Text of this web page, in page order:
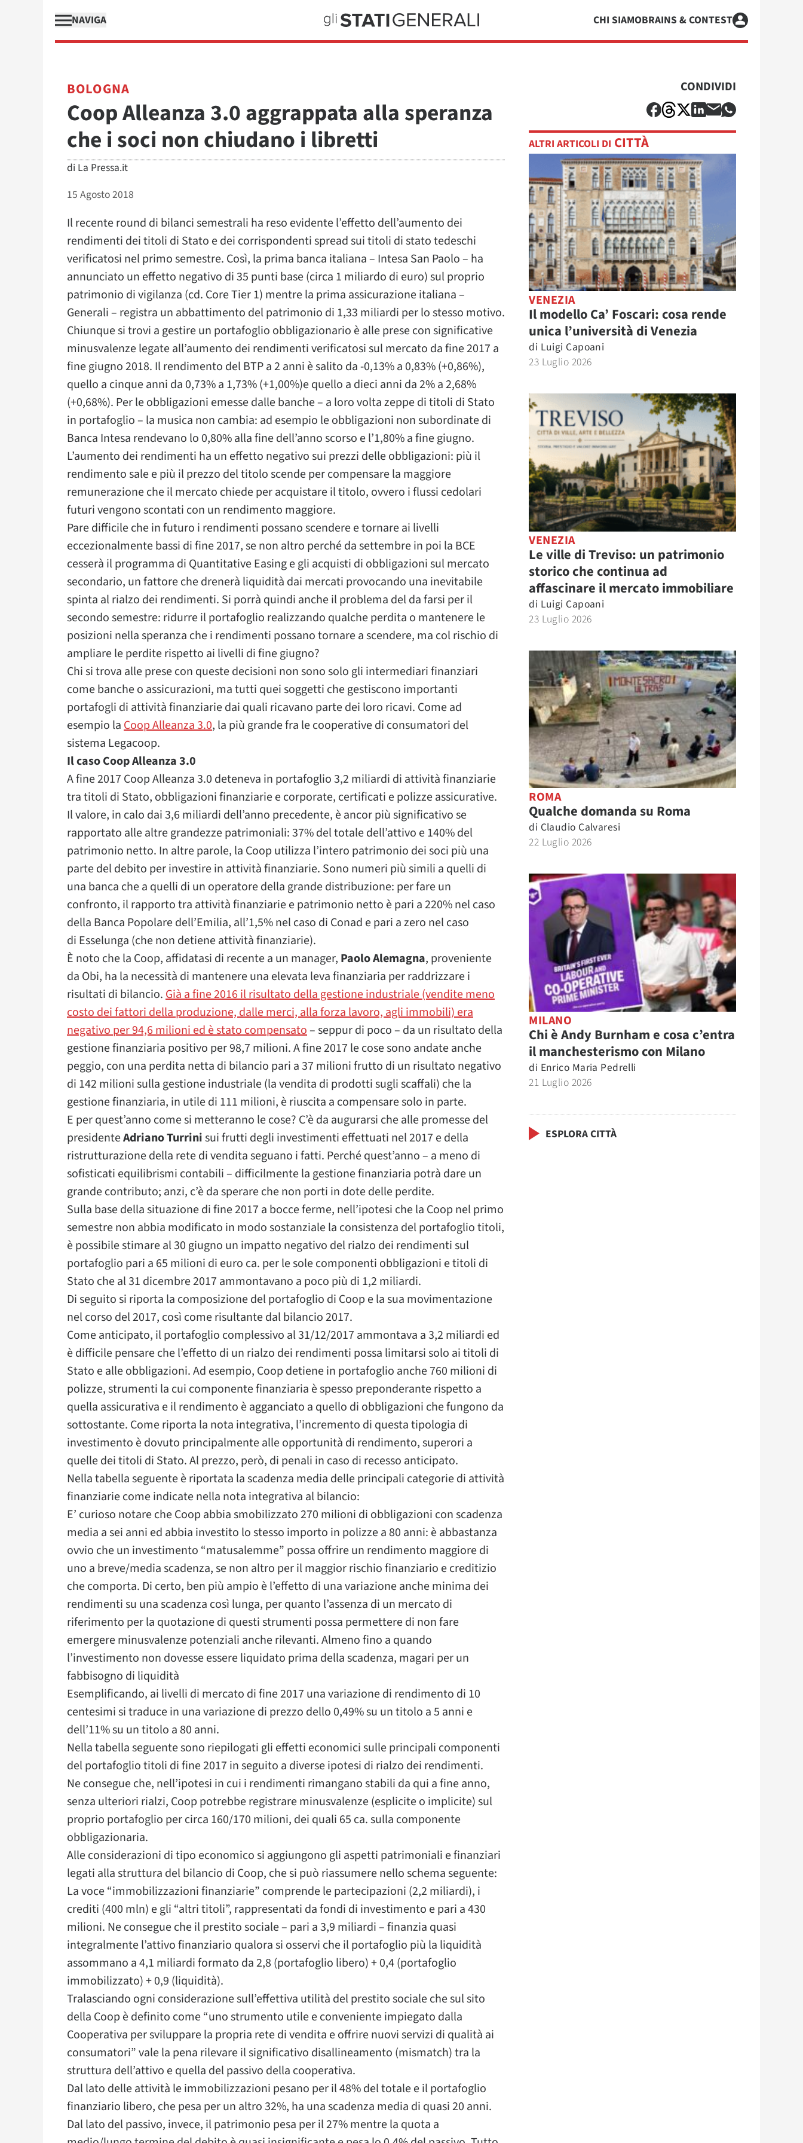
NAVIGA CHI SIAMOBRAINS & CONTEST
BOLOGNA
Coop Alleanza 3.0 aggrappata alla speranza
che i soci non chiudano i libretti
di La Pressa.it
15 Agosto 2018
Il recente round di bilanci semestrali ha reso evidente l’effetto dell’aumento dei
rendimenti dei titoli di Stato e dei corrispondenti spread sui titoli di stato tedeschi
verificatosi nel primo semestre. Così, la prima banca italiana – Intesa San Paolo – ha
annunciato un effetto negativo di 35 punti base (circa 1 miliardo di euro) sul proprio
patrimonio di vigilanza (cd. Core Tier 1) mentre la prima assicurazione italiana –
Generali – registra un abbattimento del patrimonio di 1,33 miliardi per lo stesso motivo.
Chiunque si trovi a gestire un portafoglio obbligazionario è alle prese con significative
minusvalenze legate all’aumento dei rendimenti verificatosi sul mercato da fine 2017 a
fine giugno 2018. Il rendimento del BTP a 2 anni è salito da -0,13% a 0,83% (+0,86%),
quello a cinque anni da 0,73% a 1,73% (+1,00%)e quello a dieci anni da 2% a 2,68%
(+0,68%). Per le obbligazioni emesse dalle banche – a loro volta zeppe di titoli di Stato
in portafoglio – la musica non cambia: ad esempio le obbligazioni non subordinate di
Banca Intesa rendevano lo 0,80% alla fine dell’anno scorso e l’1,80% a fine giugno.
L’aumento dei rendimenti ha un effetto negativo sui prezzi delle obbligazioni: più il
rendimento sale e più il prezzo del titolo scende per compensare la maggiore
remunerazione che il mercato chiede per acquistare il titolo, ovvero i flussi cedolari
futuri vengono scontati con un rendimento maggiore.
Pare difficile che in futuro i rendimenti possano scendere e tornare ai livelli
eccezionalmente bassi di fine 2017, se non altro perché da settembre in poi la BCE
cesserà il programma di Quantitative Easing e gli acquisti di obbligazioni sul mercato
secondario, un fattore che drenerà liquidità dai mercati provocando una inevitabile
spinta al rialzo dei rendimenti. Si porrà quindi anche il problema del da farsi per il
secondo semestre: ridurre il portafoglio realizzando qualche perdita o mantenere le
posizioni nella speranza che i rendimenti possano tornare a scendere, ma col rischio di
ampliare le perdite rispetto ai livelli di fine giugno?
Chi si trova alle prese con queste decisioni non sono solo gli intermediari finanziari
come banche o assicurazioni, ma tutti quei soggetti che gestiscono importanti
portafogli di attività finanziarie dai quali ricavano parte dei loro ricavi. Come ad
esempio laCoop Alleanza 3.0, la più grande fra le cooperative di consumatori del
sistema Legacoop.
Il caso Coop Alleanza 3.0
A fine 2017 Coop Alleanza 3.0 deteneva in portafoglio 3,2 miliardi di attività finanziarie
tra titoli di Stato, obbligazioni finanziarie e corporate, certificati e polizze assicurative.
Il valore, in calo dai 3,6 miliardi dell’anno precedente, è ancor più significativo se
rapportato alle altre grandezze patrimoniali: 37% del totale dell’attivo e 140% del
patrimonio netto. In altre parole, la Coop utilizza l’intero patrimonio dei soci più una
parte del debito per investire in attività finanziarie. Sono numeri più simili a quelli di
una banca che a quelli di un operatore della grande distribuzione: per fare un
confronto, il rapporto tra attività finanziarie e patrimonio netto è pari a 220% nel caso
della Banca Popolare dell’Emilia, all’1,5% nel caso di Conad e pari a zero nel caso
di Esselunga (che non detiene attività finanziarie).
È noto che la Coop, affidatasi di recente a un manager, Paolo Alemagna, proveniente
da Obi, ha la necessità di mantenere una elevata leva finanziaria per raddrizzare i
risultati di bilancio.Già a fine 2016 il risultato della gestione industriale (vendite meno
costo dei fattori della produzione, dalle merci, alla forza lavoro, agli immobili) era
negativo per 94,6 milioni ed è stato compensato– seppur di poco – da un risultato della
gestione finanziaria positivo per 98,7 milioni. A fine 2017 le cose sono andate anche
peggio, con una perdita netta di bilancio pari a 37 milioni frutto di un risultato negativo
di 142 milioni sulla gestione industriale (la vendita di prodotti sugli scaffali) che la
gestione finanziaria, in utile di 111 milioni, è riuscita a compensare solo in parte.
E per quest’anno come si metteranno le cose? C’è da augurarsi che alle promesse del
presidenteAdriano Turrinisui frutti degli investimenti effettuati nel 2017 e della
ristrutturazione della rete di vendita seguano i fatti. Perché quest’anno – a meno di
sofisticati equilibrismi contabili – difficilmente la gestione finanziaria potrà dare un
grande contributo; anzi, c’è da sperare che non porti in dote delle perdite.
Sulla base della situazione di fine 2017 a bocce ferme, nell’ipotesi che la Coop nel primo
semestre non abbia modificato in modo sostanziale la consistenza del portafoglio titoli,
è possibile stimare al 30 giugno un impatto negativo del rialzo dei rendimenti sul
portafoglio pari a 65 milioni di euro ca. per le sole componenti obbligazioni e titoli di
Stato che al 31 dicembre 2017 ammontavano a poco più di 1,2 miliardi.
Di seguito si riporta la composizione del portafoglio di Coop e la sua movimentazione
nel corso del 2017, così come risultante dal bilancio 2017.
Come anticipato, il portafoglio complessivo al 31/12/2017 ammontava a 3,2 miliardi ed
è difficile pensare che l’effetto di un rialzo dei rendimenti possa limitarsi solo ai titoli di
Stato e alle obbligazioni. Ad esempio, Coop detiene in portafoglio anche 760 milioni di
polizze, strumenti la cui componente finanziaria è spesso preponderante rispetto a
quella assicurativa e il rendimento è agganciato a quello di obbligazioni che fungono da
sottostante. Come riporta la nota integrativa, l’incremento di questa tipologia di
investimento è dovuto principalmente alle opportunità di rendimento, superori a
quelle dei titoli di Stato. Al prezzo, però, di penali in caso di recesso anticipato.
Nella tabella seguente è riportata la scadenza media delle principali categorie di attività
finanziarie come indicate nella nota integrativa al bilancio:
E’ curioso notare che Coop abbia smobilizzato 270 milioni di obbligazioni con scadenza
media a sei anni ed abbia investito lo stesso importo in polizze a 80 anni: è abbastanza
ovvio che un investimento “matusalemme” possa offrire un rendimento maggiore di
uno a breve/media scadenza, se non altro per il maggior rischio finanziario e creditizio
che comporta. Di certo, ben più ampio è l’effetto di una variazione anche minima dei
rendimenti su una scadenza così lunga, per quanto l’assenza di un mercato di
riferimento per la quotazione di questi strumenti possa permettere di non fare
emergere minusvalenze potenziali anche rilevanti. Almeno fino a quando
l’investimento non dovesse essere liquidato prima della scadenza, magari per un
fabbisogno di liquidità
Esemplificando, ai livelli di mercato di fine 2017 una variazione di rendimento di 10
centesimi si traduce in una variazione di prezzo dello 0,49% su un titolo a 5 anni e
dell’11% su un titolo a 80 anni.
Nella tabella seguente sono riepilogati gli effetti economici sulle principali componenti
del portafoglio titoli di fine 2017 in seguito a diverse ipotesi di rialzo dei rendimenti.
Ne consegue che, nell’ipotesi in cui i rendimenti rimangano stabili da qui a fine anno,
senza ulteriori rialzi, Coop potrebbe registrare minusvalenze (esplicite o implicite) sul
proprio portafoglio per circa 160/170 milioni, dei quali 65 ca. sulla componente
obbligazionaria.
Alle considerazioni di tipo economico si aggiungono gli aspetti patrimoniali e finanziari
legati alla struttura del bilancio di Coop, che si può riassumere nello schema seguente:
La voce “immobilizzazioni finanziarie” comprende le partecipazioni (2,2 miliardi), i
crediti (400 mln) e gli “altri titoli”, rappresentati da fondi di investimento e pari a 430
milioni. Ne consegue che il prestito sociale – pari a 3,9 miliardi – finanzia quasi
integralmente l’attivo finanziario qualora si osservi che il portafoglio più la liquidità
assommano a 4,1 miliardi formato da 2,8 (portafoglio libero) + 0,4 (portafoglio
immobilizzato) + 0,9 (liquidità).
Tralasciando ogni considerazione sull’effettiva utilità del prestito sociale che sul sito
della Coop è definito come “uno strumento utile e conveniente impiegato dalla
Cooperativa per sviluppare la propria rete di vendita e offrire nuovi servizi di qualità ai
consumatori” vale la pena rilevare il significativo disallineamento (mismatch) tra la
struttura dell’attivo e quella del passivo della cooperativa.
Dal lato delle attività le immobilizzazioni pesano per il 48% del totale e il portafoglio
finanziario libero, che pesa per un altro 32%, ha una scadenza media di quasi 20 anni.
Dal lato del passivo, invece, il patrimonio pesa per il 27% mentre la quota a
CONDIVIDI
ALTRI ARTICOLI DI CITTÀ
VENEZIA
Il modello Ca’ Foscari: cosa rende
unica l’università di Venezia
di Luigi Capoani
23 Luglio 2026
VENEZIA
Le ville di Treviso: un patrimonio
storico che continua ad
affascinare il mercato immobiliare
di Luigi Capoani
23 Luglio 2026
ROMA
Qualche domanda su Roma
di Claudio Calvaresi
22 Luglio 2026
MILANO
Chi è Andy Burnham e cosa c’entra
il manchesterismo con Milano
di Enrico Maria Pedrelli
21 Luglio 2026
ESPLORA CITTÀ